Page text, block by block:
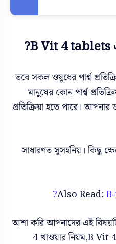
B Vit 4 tablets এর
তবে সকল ওষুধের পার্শ্ব
মানুষের কোন পার্শ্ব
প্রতিক্রিয়া হতে পারে।
সাধারণত সুসহনিয়। কিছু
Also Read:
আশা করি আপনাদের এই
4 খাওয়ার নিয়ম,B Vit